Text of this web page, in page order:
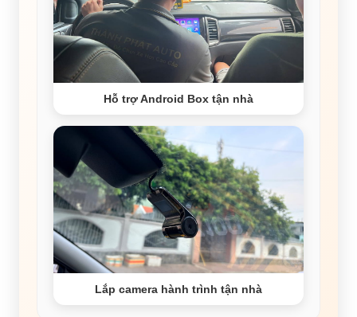
Hỗ trợ Android Box tận nhà
Lắp camera hành trình tận nhà